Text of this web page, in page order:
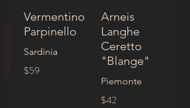
Vermentino
Parpinello
Sardinia
$59
Arneis
Langhe
Ceretto
"Blange"
Piemonte
$42